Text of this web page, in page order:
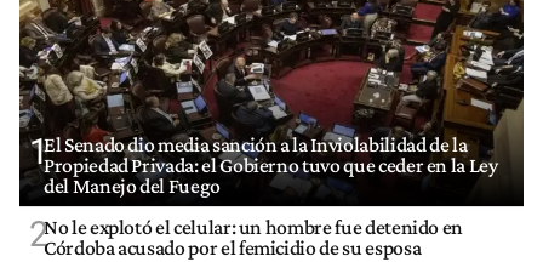
1El Senado dio media sanción a la Inviolabilidad de la
Propiedad Privada: el Gobierno tuvo que ceder en la Ley
del Manejo del Fuego
2No le explotó el celular: un hombre fue detenido en
Córdoba acusado por el femicidio de su esposa